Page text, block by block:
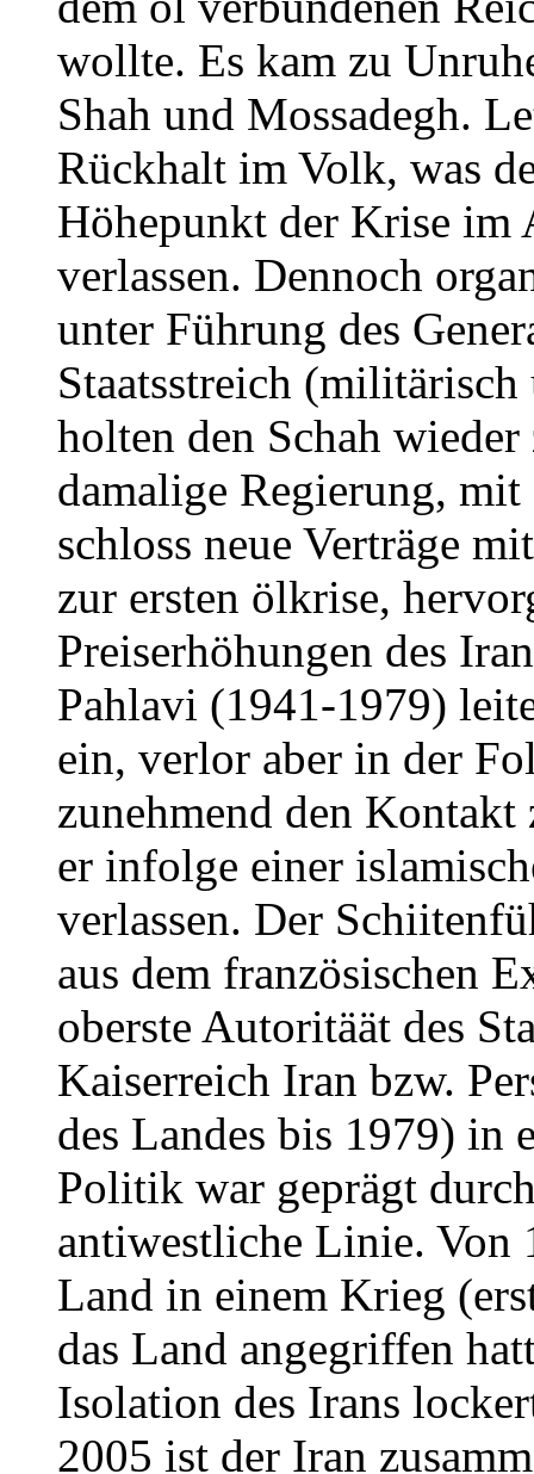
wollte. Es kam zu
Shah und Mossadegh.
Rückhalt im Volk, was
Höhepunkt der Krise im
verlassen. Dennoch
unter Führung des
Staatsstreich
holten den Schah
damalige Regierung,
schloss neue Verträge
zur ersten ölkrise,
Preiserhöhungen des
Pahlavi (1941-1979)
ein, verlor aber in der
zunehmend den
er infolge einer
verlassen. Der
aus dem französischen
oberste Autoritäät des
Kaiserreich Iran bzw.
des Landes bis 1979) in
Politik war geprägt
antiwestliche Linie. Von
Land in einem Krieg
das Land angegriffen
Isolation des Irans
2005 ist der Iran